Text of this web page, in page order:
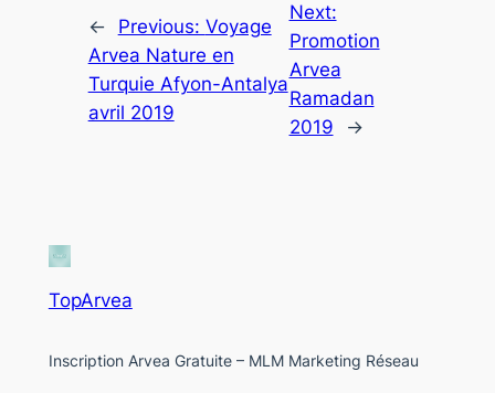
← Previous: Voyage
Arvea Nature en
Turquie Afyon-Antalya
avril 2019
Next:
Promotion
Arvea
Ramadan
2019
→
TopArvea
Inscription Arvea Gratuite – MLM Marketing Réseau